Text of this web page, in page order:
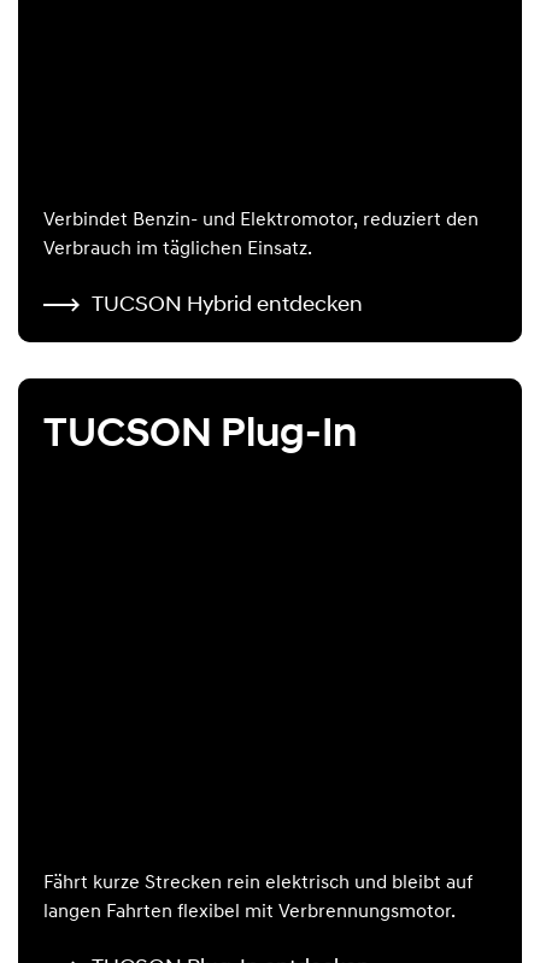
Verbindet Benzin- und Elektromotor, reduziert den
Verbrauch im täglichen Einsatz.
TUCSON Hybrid entdecken
TUCSON Plug-In
Fährt kurze Strecken rein elektrisch und bleibt auf
langen Fahrten flexibel mit Verbrennungsmotor.